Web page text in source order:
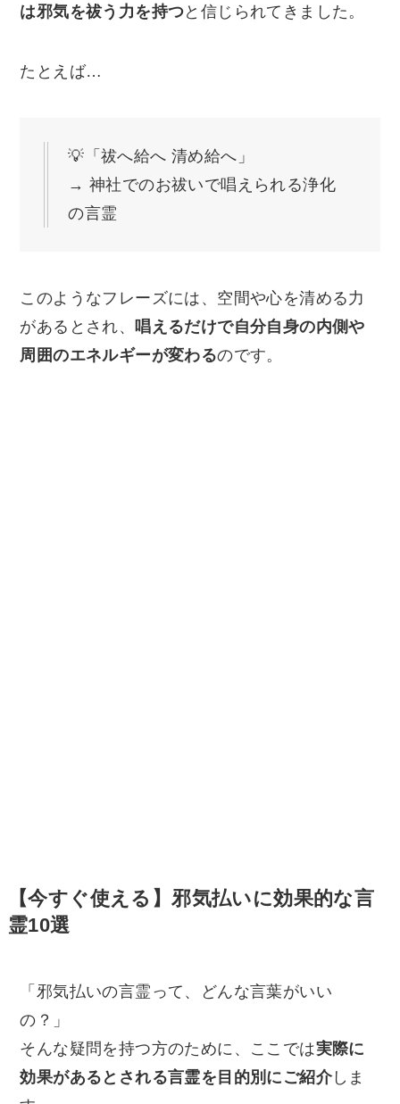
は邪気を祓う力を持つと信じられてきました。
たとえば…
💡「祓へ給へ 清め給へ」
→ 神社でのお祓いで唱えられる浄化
の言霊
このようなフレーズには、空間や心を清める力
があるとされ、 唱えるだけで自分自身の内側や
周囲のエネルギーが変わるのです。
【今すぐ使える】邪気払いに効果的な言
霊10選
「邪気払いの言霊って、どんな言葉がいい
の？」
そんな疑問を持つ方のために、ここでは実際に
効果があるとされる言霊を目的別にご紹介しま